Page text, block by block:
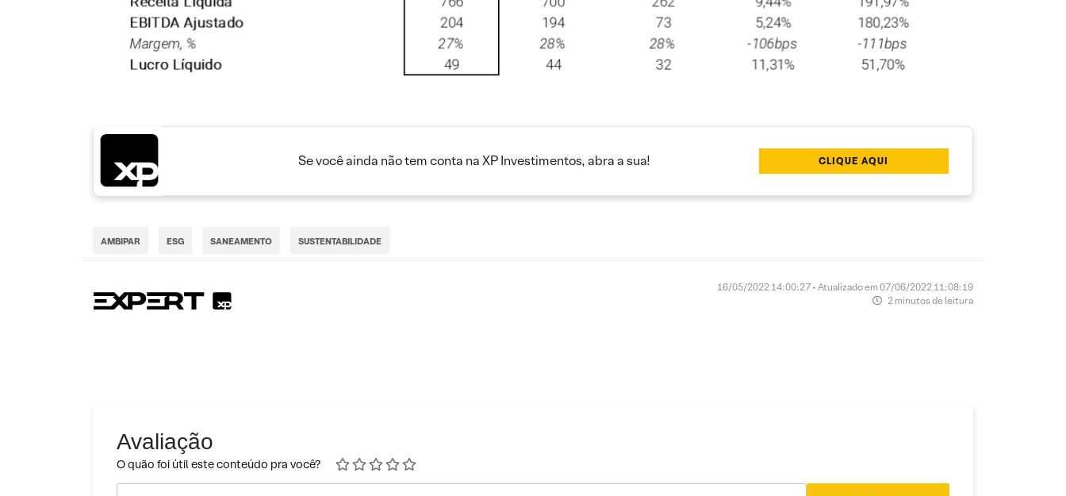
Se você ainda não tem conta na XP Investimentos, abra a sua! CLIQUE AQUI
AMBIPAR ESG SANEAMENTO SUSTENTABILIDADE
16/05/2022 14:00:27 • Atualizado em 07/06/2022 11:08:19
2 minutos de leitura
Avaliação
O quão foi útil este conteúdo pra você?